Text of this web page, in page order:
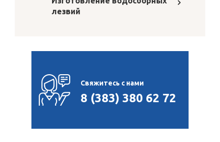
лезвий
Свяжитесь с нами
8 (383) 380 62 72